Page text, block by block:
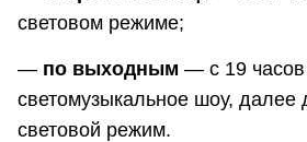
световом режиме;
— по выходным — с 19
светомузыкальное шоу, далее
световой режим.